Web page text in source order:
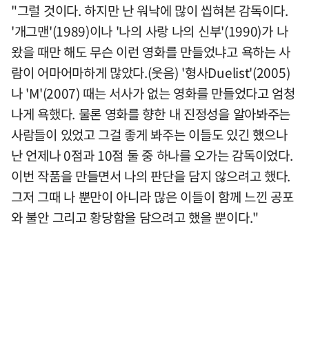
"그럴 것이다. 하지만 난 워낙에 많이 씹혀본 감독이다.
'개그맨'(1989)이나 '나의 사랑 나의 신부'(1990)가 나
왔을 때만 해도 무슨 이런 영화를 만들었냐고 욕하는 사
람이 어마어마하게 많았다.(웃음) '형사Duelist'(2005)
나 'M'(2007) 때는 서사가 없는 영화를 만들었다고 엄청
나게 욕했다. 물론 영화를 향한 내 진정성을 알아봐주는
사람들이 있었고 그걸 좋게 봐주는 이들도 있긴 했으나
난 언제나 0점과 10점 둘 중 하나를 오가는 감독이었다.
이번 작품을 만들면서 나의 판단을 담지 않으려고 했다.
그저 그때 나 뿐만이 아니라 많은 이들이 함께 느낀 공포
와 불안 그리고 황당함을 담으려고 했을 뿐이다."